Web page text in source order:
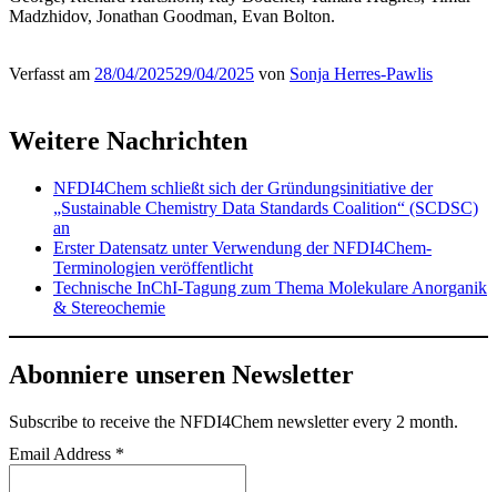
Madzhidov, Jonathan Goodman, Evan Bolton.
Verfasst am 28/04/202529/04/2025 von Sonja Herres-Pawlis
Weitere Nachrichten
NFDI4Chem schließt sich der Gründungsinitiative der
„Sustainable Chemistry Data Standards Coalition“ (SCDSC)
an
Erster Datensatz unter Verwendung der NFDI4Chem-
Terminologien veröffentlicht
Technische InChI-Tagung zum Thema Molekulare Anorganik
& Stereochemie
Abonniere unseren Newsletter
Subscribe to receive the NFDI4Chem newsletter every 2 month.
Email Address *